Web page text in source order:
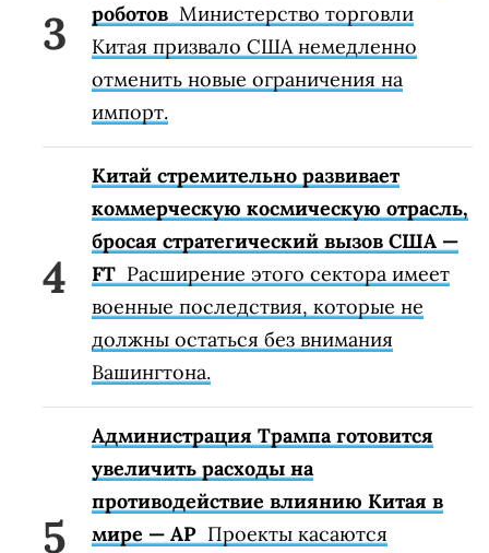
роботов Министерство торговли
Китая призвало США немедленно
отменить новые ограничения на
импорт.
Китай стремительно развивает
коммерческую космическую отрасль,
бросая стратегический вызов США —
FT Расширение этого сектора имеет
военные последствия, которые не
должны остаться без внимания
Вашингтона.
Администрация Трампа готовится
увеличить расходы на
противодействие влиянию Китая в
мире — AP Проекты касаются